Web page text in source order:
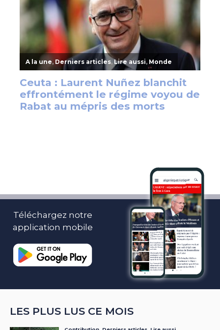
Téléchargez notre
application mobile
LES PLUS LUS CE MOIS